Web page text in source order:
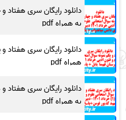
دانلود رایگان سری
به همراه pdf
دانلود رایگان سری
همراه pdf
دانلود رایگان سری
به همراه pdf